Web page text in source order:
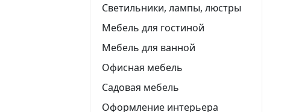
Светильники, лампы, люстры
Мебель для гостиной
Мебель для ванной
Офисная мебель
Садовая мебель
Оформление интерьера